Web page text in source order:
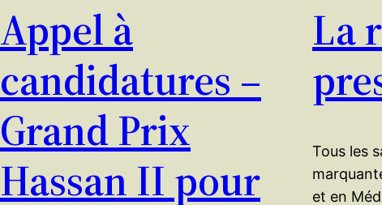
Appel à
candidatures –
Grand Prix
Hassan II pour
La
Tous les
et en